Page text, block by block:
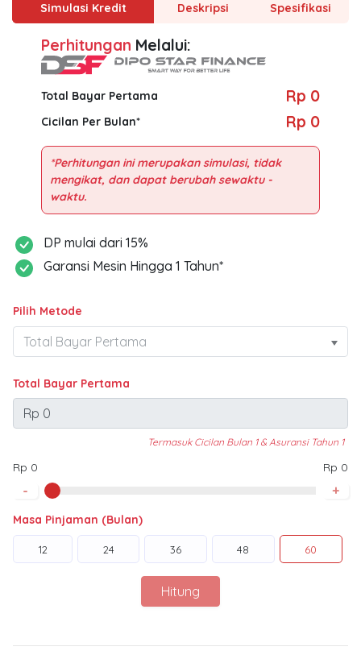
Simulasi Kredit Deskripsi Spesifikasi
Perhitungan Melalui:
Total Bayar Pertama Rp 0
Cicilan Per Bulan* Rp 0
*Perhitungan ini merupakan simulasi, tidak
mengikat, dan dapat berubah sewaktu -
DP mulai dari 15%
Garansi Mesin Hingga 1 Tahun*
Pilih Metode
Total Bayar Pertama
Termasuk Cicilan Bulan 1 & Asuransi Tahun 1
Rp 0 Rp 0
- +
Masa Pinjaman (Bulan)
12 24 36 48 60
Hitung